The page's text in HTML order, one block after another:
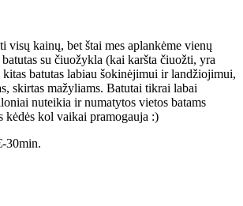
visų kainų, bet štai mes aplankėme vienų
su čiuožykla (kai karšta čiuožti, yra
batutas labiau šokinėjimui ir landžiojimui,
skirtas mažyliams. Batutai tikrai labai
nuteikia ir numatytos vietos batams
kėdės kol vaikai pramogauja :)
30min.